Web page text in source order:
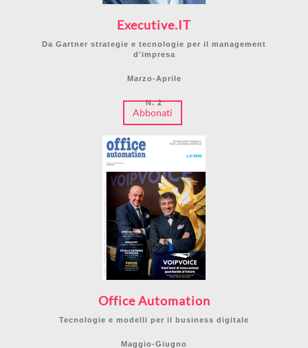
Executive.IT
Da Gartner strategie e tecnologie per il management
d'impresa
Marzo-Aprile
N. 2
Abbonati
Office Automation
Tecnologie e modelli per il business digitale
Maggio-Giugno